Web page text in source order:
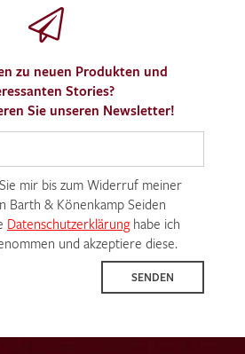
zu neuen Produkten und
Stories?
Sie unseren Newsletter!
mir bis zum Widerruf meiner
Barth & Könenkamp Seiden
Datenschutzerklärunghabe ich
und akzeptiere diese.
SENDEN